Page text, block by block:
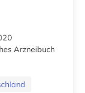
Arzneibuch